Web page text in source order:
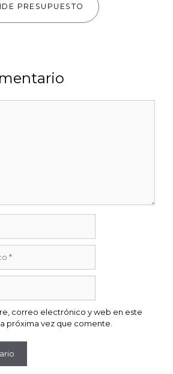
PRESUPUESTO
correo electrónico y web en este
próxima vez que comente.